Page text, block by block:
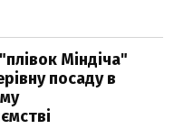
Міндіча"
посаду в